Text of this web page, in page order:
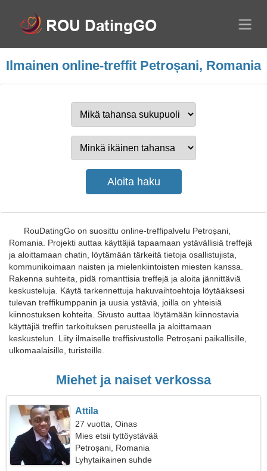
Ilmainen online-treffit Petroșani, Romania
RouDatingGo on suosittu online-treffipalvelu Petroșani,
Romania. Projekti auttaa käyttäjiä tapaamaan ystävällisiä treffejä
ja aloittamaan chatin, löytämään tärkeitä tietoja osallistujista,
kommunikoimaan naisten ja mielenkiintoisten miesten kanssa.
Rakenna suhteita, pidä romanttisia treffejä ja aloita jännittäviä
keskusteluja. Käytä tarkennettuja hakuvaihtoehtoja löytääksesi
tulevan treffikumppanin ja uusia ystäviä, joilla on yhteisiä
kiinnostuksen kohteita. Sivusto auttaa löytämään kiinnostavia
käyttäjiä treffin tarkoituksen perusteella ja aloittamaan
keskustelun. Liity ilmaiselle treffisivustolle Petroșani paikallisille,
ulkomaalaisille, turisteille.
Miehet ja naiset verkossa
Attila
27 vuotta, Oinas
Mies etsii tyttöystävää
Petroșani, Romania
Lyhytaikainen suhde